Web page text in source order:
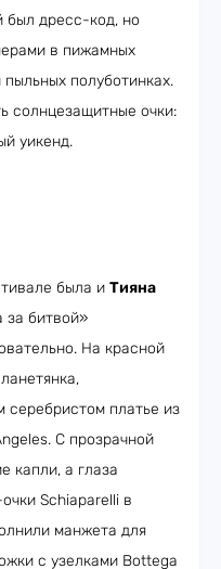
был дресс-код, но
в пижамных
полуботинках.
солнцезащитные очки:
уикенд.
была и Тияна
за битвой»
На красной
серебристом платье из
С прозрачной
капли, а глаза
Schiaparelli в
манжета для
с узелками Bottega